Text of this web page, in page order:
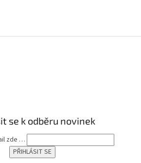
se k odběru novinek
zde …